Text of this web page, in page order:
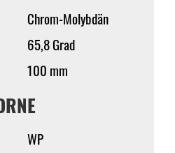
Chrom-Molybdän
65,8 Grad
100 mm
WP